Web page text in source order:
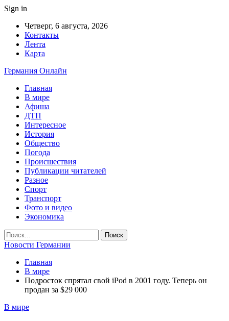
Sign in
Четверг, 6 августа, 2026
Контакты
Лента
Карта
Германия Онлайн
Главная
В мире
Афиша
ДТП
Интересное
История
Общество
Погода
Происшествия
Публикации читателей
Разное
Спорт
Транспорт
Фото и видео
Экономика
Новости Германии
Главная
В мире
Подросток спрятал свой iPod в 2001 году. Теперь он
продан за $29 000
В мире